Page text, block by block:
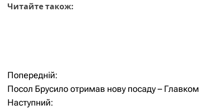
Читайте також:
Н
а
Попередній:
Посол Брусило отримав нову посаду – Главком
Наступний: